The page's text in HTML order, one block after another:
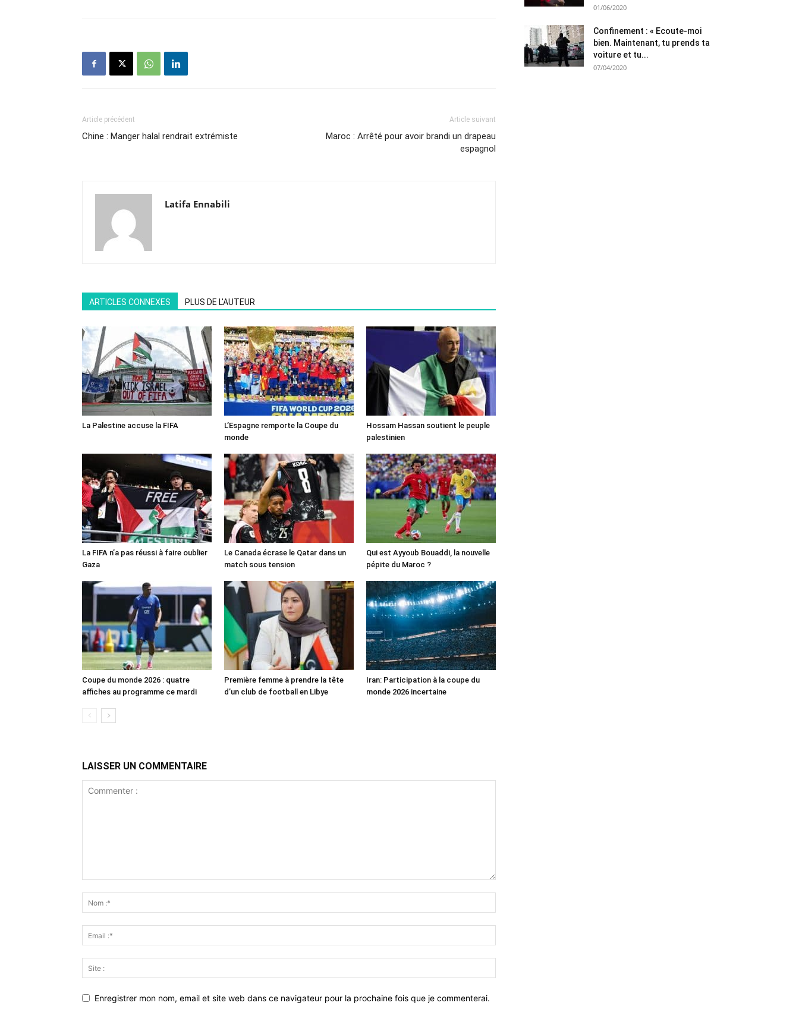
Article précédent
Chine : Manger halal rendrait extrémiste
Article suivant
Maroc : Arrêté pour avoir brandi un drapeau
espagnol
Latifa Ennabili
ARTICLES CONNEXES PLUS DE L'AUTEUR
La Palestine accuse la FIFA
L’Espagne remporte la Coupe du
monde
Hossam Hassan soutient le peuple
palestinien
La FIFA n’a pas réussi à faire oublier
Gaza
Le Canada écrase le Qatar dans un
match sous tension
Qui est Ayyoub Bouaddi, la nouvelle
pépite du Maroc ?
Coupe du monde 2026 : quatre
affiches au programme ce mardi
Première femme à prendre la tête
d’un club de football en Libye
Iran: Participation à la coupe du
monde 2026 incertaine
LAISSER UN COMMENTAIRE
Enregistrer mon nom, email et site web dans ce navigateur pour la prochaine fois que je commenterai.
01/06/2020
Confinement : « Ecoute-moi
bien. Maintenant, tu prends ta
voiture et tu...
07/04/2020